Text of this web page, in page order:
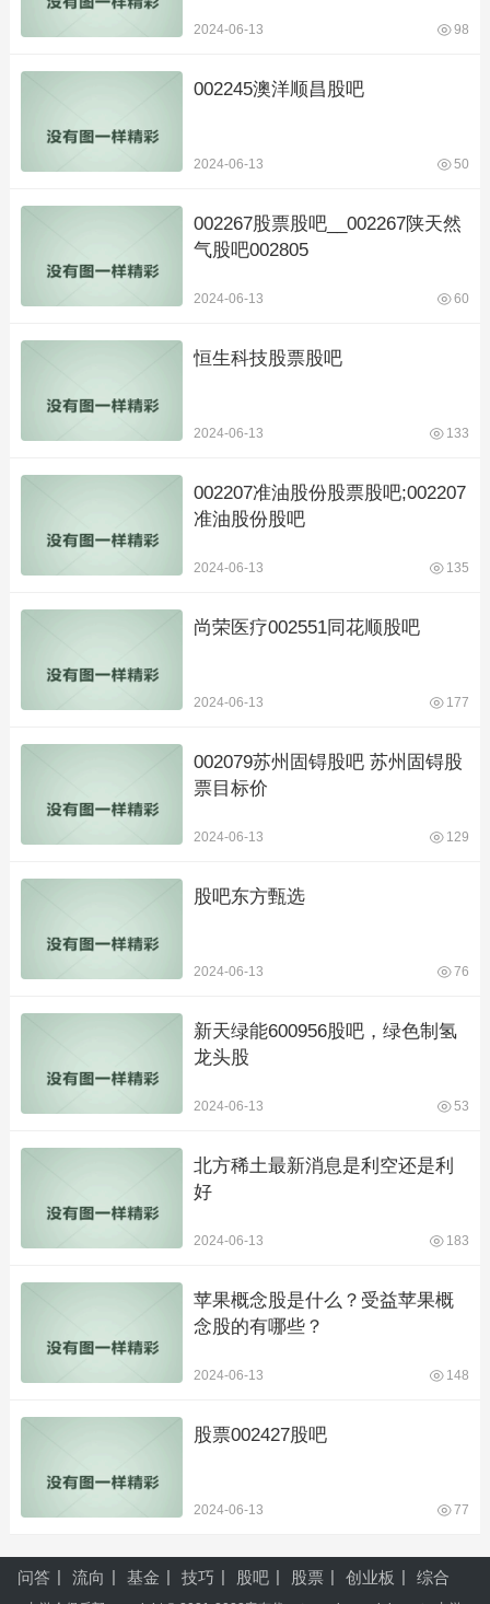
2024-06-13 98
002245澳洋顺昌股吧
2024-06-13 50
002267股票股吧__002267陕天然
气股吧002805
2024-06-13 60
恒生科技股票股吧
2024-06-13 133
002207准油股份股票股吧;002207
准油股份股吧
2024-06-13 135
尚荣医疗002551同花顺股吧
2024-06-13 177
002079苏州固锝股吧 苏州固锝股
票目标价
2024-06-13 129
股吧东方甄选
2024-06-13 76
新天绿能600956股吧，绿色制氢
龙头股
2024-06-13 53
北方稀土最新消息是利空还是利
好
2024-06-13 183
苹果概念股是什么？受益苹果概
念股的有哪些？
2024-06-13 148
股票002427股吧
2024-06-13 77
问答 流向 基金 技巧 股吧 股票 创业板 综合